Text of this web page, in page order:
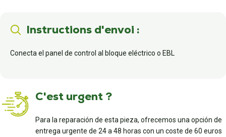
Instructions d'envoi :
Conecta el panel de control al bloque eléctrico o EBL
C'est urgent ?
Para la reparación de esta pieza, ofrecemos una opción de
entrega urgente de 24 a 48 horas con un coste de 60 euros